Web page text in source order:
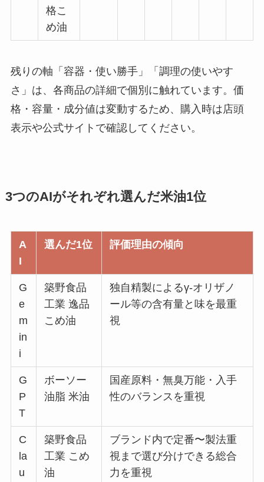
格こ
め油
残りの軸「容器・使い勝手」「調理の使いやす
さ」は、各商品の詳細で個別に触れています。価
格・容量・成分値は変動するため、購入時は店頭
表示や公式サイトで確認してください。
3つのAIがそれぞれ選んだ米油1位
A
I
選んだ1位 評価理由の傾向
G
e
m
in
i
築野食品
工業 逸品
こめ油
独自精製によるγ-オリザノ
ール等の含有量と味を最重
視
G
P
T
ボーソー
油脂 米油
国産原料・無臭万能・入手
性のバランスを重視
C
la
u
築野食品
工業 こめ
油
ブランド内で定番〜製法重
視まで選び分けできる総合
力を重視